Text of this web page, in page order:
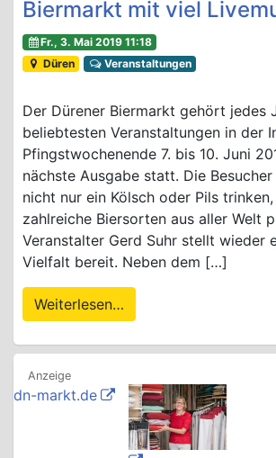
Biermarkt mit viel
Fr., 3. Mai 2019 11:18
Düren
Veranstaltungen
Der Dürener Biermarkt gehört jedes
beliebtesten Veranstaltungen in der
Pfingstwochenende 7. bis 10. Juni
nächste Ausgabe statt. Die
nicht nur ein Kölsch oder Pils
zahlreiche Biersorten aus aller Welt
Veranstalter Gerd Suhr stellt wieder
Vielfalt bereit. Neben dem […]
Weiterlesen…
dn-markt.de